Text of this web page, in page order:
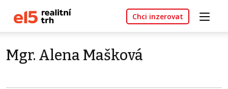
Chci inzerovat
Mgr. Alena Mašková